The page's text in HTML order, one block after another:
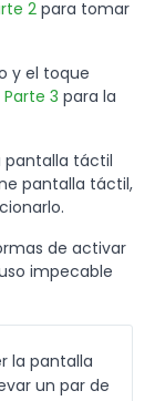
2 para tomar
y el toque
Parte 3 para la
pantalla táctil
pantalla táctil,
de activar
impecable
la pantalla
un par de